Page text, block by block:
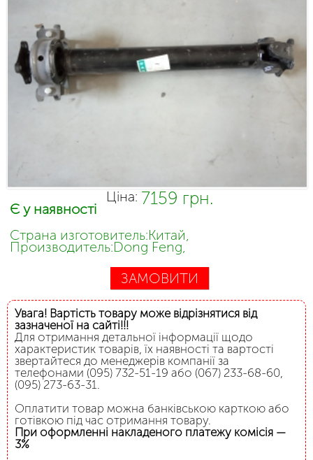
Ціна: 7159 грн.
Є у наявності
Страна изготовитель:Китай,
Производитель:Dong Feng,
ЗАМОВИТИ
Увага! Вартість товару може відрізнятися від
зазначеної на сайті!!!
Для отримання детальної інформації щодо
характеристик товарів, їх наявності та вартості
звертайтеся до менеджерів компанії за
телефонами (095) 732-51-19 або (067) 233-68-60,
(095) 273-63-31.
Оплатити товар можна банківською карткою або
готівкою під час отримання товару.
При оформленні накладеного платежу комісія —
3%